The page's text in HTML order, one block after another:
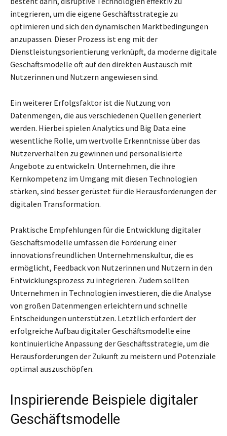
integrieren, um die eigene Geschäftsstrategie zu
optimieren und sich den dynamischen Marktbedingungen
anzupassen. Dieser Prozess ist eng mit der
Dienstleistungsorientierung verknüpft, da moderne digitale
Geschäftsmodelle oft auf den direkten Austausch mit
Nutzerinnen und Nutzern angewiesen sind.
Ein weiterer Erfolgsfaktor ist die Nutzung von
Datenmengen, die aus verschiedenen Quellen generiert
werden. Hierbei spielen Analytics und Big Data eine
wesentliche Rolle, um wertvolle Erkenntnisse über das
Nutzerverhalten zu gewinnen und personalisierte
Angebote zu entwickeln. Unternehmen, die ihre
Kernkompetenz im Umgang mit diesen Technologien
stärken, sind besser gerüstet für die Herausforderungen der
digitalen Transformation.
Praktische Empfehlungen für die Entwicklung digitaler
Geschäftsmodelle umfassen die Förderung einer
innovationsfreundlichen Unternehmenskultur, die es
ermöglicht, Feedback von Nutzerinnen und Nutzern in den
Entwicklungsprozess zu integrieren. Zudem sollten
Unternehmen in Technologien investieren, die die Analyse
von großen Datenmengen erleichtern und schnelle
Entscheidungen unterstützen. Letztlich erfordert der
erfolgreiche Aufbau digitaler Geschäftsmodelle eine
kontinuierliche Anpassung der Geschäftsstrategie, um die
Herausforderungen der Zukunft zu meistern und Potenziale
optimal auszuschöpfen.
Inspirierende Beispiele digitaler
Geschäftsmodelle